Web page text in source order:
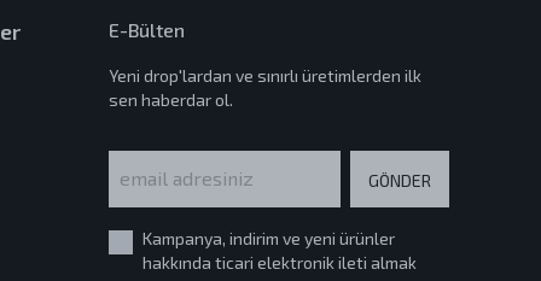
E-Bülten
Yeni drop'lardan ve sınırlı üretimlerden ilk
sen haberdar ol.
GÖNDER
Kampanya, indirim ve yeni ürünler
hakkında ticari elektronik ileti almak